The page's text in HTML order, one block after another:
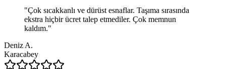
"Çok sıcakkanlı ve dürüst esnaflar. Taşıma sırasında
ekstra hiçbir ücret talep etmediler. Çok memnun
kaldım."
Deniz A.
Karacabey